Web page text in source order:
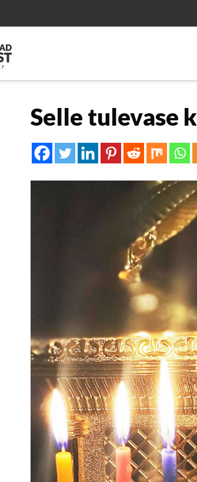
Selle tulevase